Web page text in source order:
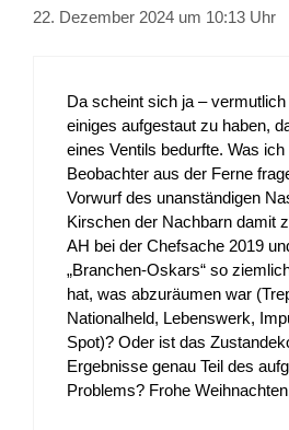
22. Dezember 2024 um 10:13 Uhr
Da scheint sich ja –
einiges aufgestaut zu haben,
eines Ventils bedurfte. Was
Beobachter aus der Ferne
Vorwurf des unanständigen
Kirschen der Nachbarn damit
AH bei der Chefsache 2019
„Branchen-Oskars“ so
hat, was abzuräumen war
Nationalheld, Lebenswerk,
Spot)? Oder ist das
Ergebnisse genau Teil des
Problems? Frohe